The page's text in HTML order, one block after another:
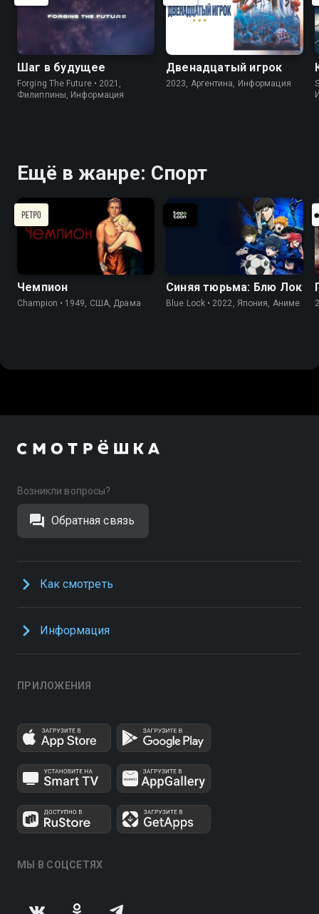
Шаг в будущее
Forging The Future • 2021,
Филиппины, Информация
Двенадцатый игрок
2023, Аргентина, Информация
Ещё в жанре: Спорт
Чемпион
Champion • 1949, США, Драма
Синяя тюрьма: Блю Лок
Blue Lock • 2022, Япония, Аниме
Возникли вопросы?
Обратная связь
Как смотреть
Информация
ПРИЛОЖЕНИЯ
МЫ В СОЦСЕТЯХ